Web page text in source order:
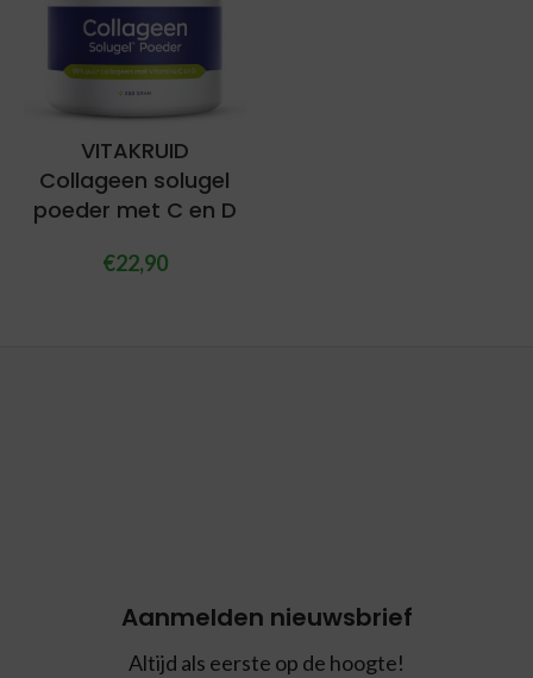
VITAKRUID
Collageen solugel
poeder met C en D
€22,90
Aanmelden nieuwsbrief
Altijd als eerste op de hoogte!